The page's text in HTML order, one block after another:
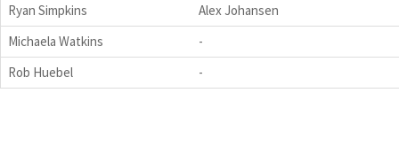
Ryan Simpkins
Alex Johansen
Michaela Watkins
-
Rob Huebel
-